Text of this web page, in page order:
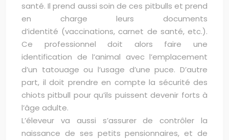
santé. Il prend aussi soin de ces pitbulls et prend
en charge leurs documents
d’identité (vaccinations, carnet de santé, etc.).
Ce professionnel doit alors faire une
identification de l’animal avec l’emplacement
d’un tatouage ou l’usage d’une puce. D’autre
part, il doit prendre en compte la sécurité des
chiots pitbull pour qu’ils puissent devenir forts à
l’âge adulte.
L’éleveur va aussi s’assurer de contrôler la
naissance de ses petits pensionnaires, et de